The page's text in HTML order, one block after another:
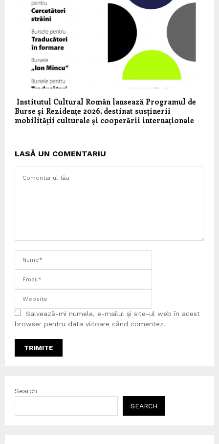
Institutul Cultural Român lansează Programul de
Burse și Rezidențe 2026, destinat susținerii
mobilității culturale și cooperării internaționale
LASĂ UN COMENTARIU
Salvează-mi numele, e-mailul și site-ul web în acest
browser pentru data viitoare când comentez.
Search
SEARCH